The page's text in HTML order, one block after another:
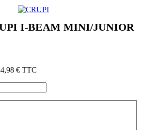
I-BEAM MINI/JUNIOR
€ TTC